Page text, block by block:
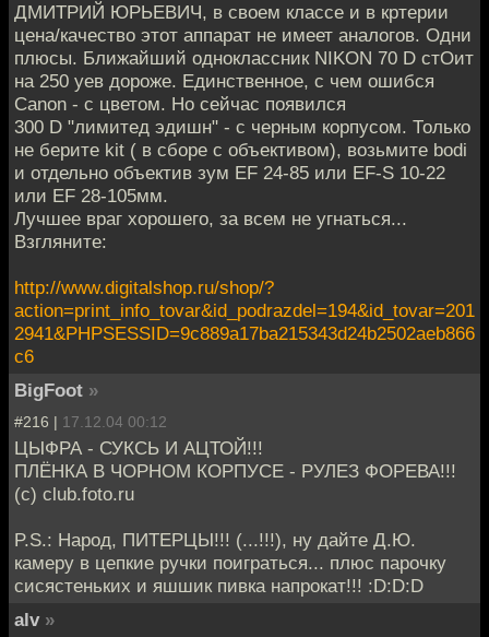
ДМИТРИЙ ЮРЬЕВИЧ, в своем классе и в кртерии
цена/качество этот аппарат не имеет аналогов. Одни
плюсы. Ближайший одноклассник NIKON 70 D стОит
на 250 уев дороже. Единственное, с чем ошибся
Canon - с цветом. Но сейчас появился
300 D "лимитед эдишн" - с черным корпусом. Только
не берите kit ( в сборе с объективом), возьмите bodi
и отдельно объектив зум EF 24-85 или EF-S 10-22
или EF 28-105мм.
Лучшее враг хорошего, за всем не угнаться...
Взгляните:
http://www.digitalshop.ru/shop/?
action=print_info_tovar&id_podrazdel=194&id_tovar=201
2941&PHPSESSID=9c889a17ba215343d24b2502aeb866
c6
BigFoot »
#216 | 17.12.04 00:12
ЦЫФРА - СУКСЬ И АЦТОЙ!!!
ПЛЁНКА В ЧОРНОМ КОРПУСЕ - РУЛЕЗ ФОРЕВА!!!
(c) club.foto.ru
P.S.: Народ, ПИТЕРЦЫ!!! (...!!!), ну дайте Д.Ю.
камеру в цепкие ручки поиграться... плюс парочку
сисястеньких и яшшик пивка напрокат!!! :D:D:D
alv »